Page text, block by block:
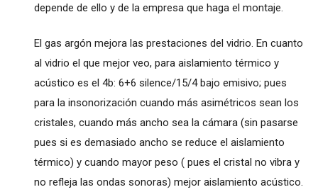
depende de ello y de la empresa que haga el montaje.
El gas argón mejora las prestaciones del vidrio. En cuanto
al vidrio el que mejor veo, para aislamiento térmico y
acústico es el 4b: 6+6 silence/15/4 bajo emisivo; pues
para la insonorización cuando más asimétricos sean los
cristales, cuando más ancho sea la cámara (sin pasarse
pues si es demasiado ancho se reduce el aislamiento
térmico) y cuando mayor peso ( pues el cristal no vibra y
no refleja las ondas sonoras) mejor aislamiento acústico.